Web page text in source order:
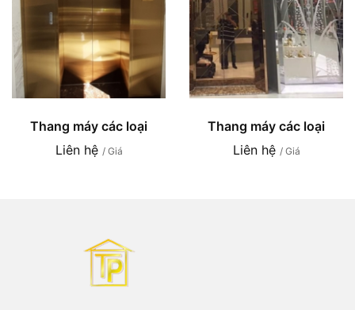
Thang máy các loại
Liên hệ / Giá
Thang máy các loại
Liên hệ / Giá